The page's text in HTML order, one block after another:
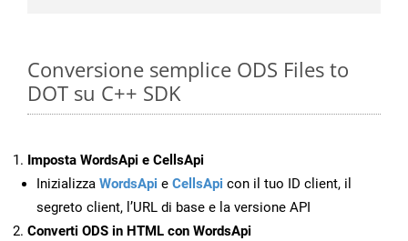
Conversione semplice ODS Files to
DOT su C++ SDK
Imposta WordsApi e CellsApi
Inizializza WordsApi e CellsApi con il tuo ID client, il
segreto client, l’URL di base e la versione API
Converti ODS in HTML con WordsApi